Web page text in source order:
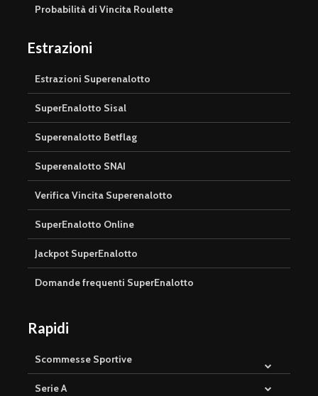
Probabilità di Vincita Roulette
Estrazioni
Estrazioni Superenalotto
SuperEnalotto Sisal
Superenalotto Betflag
Superenalotto SNAI
Verifica Vincita Superenalotto
SuperEnalotto Online
Jackpot SuperEnalotto
Domande frequenti SuperEnalotto
Rapidi
Scommesse Sportive
Serie A